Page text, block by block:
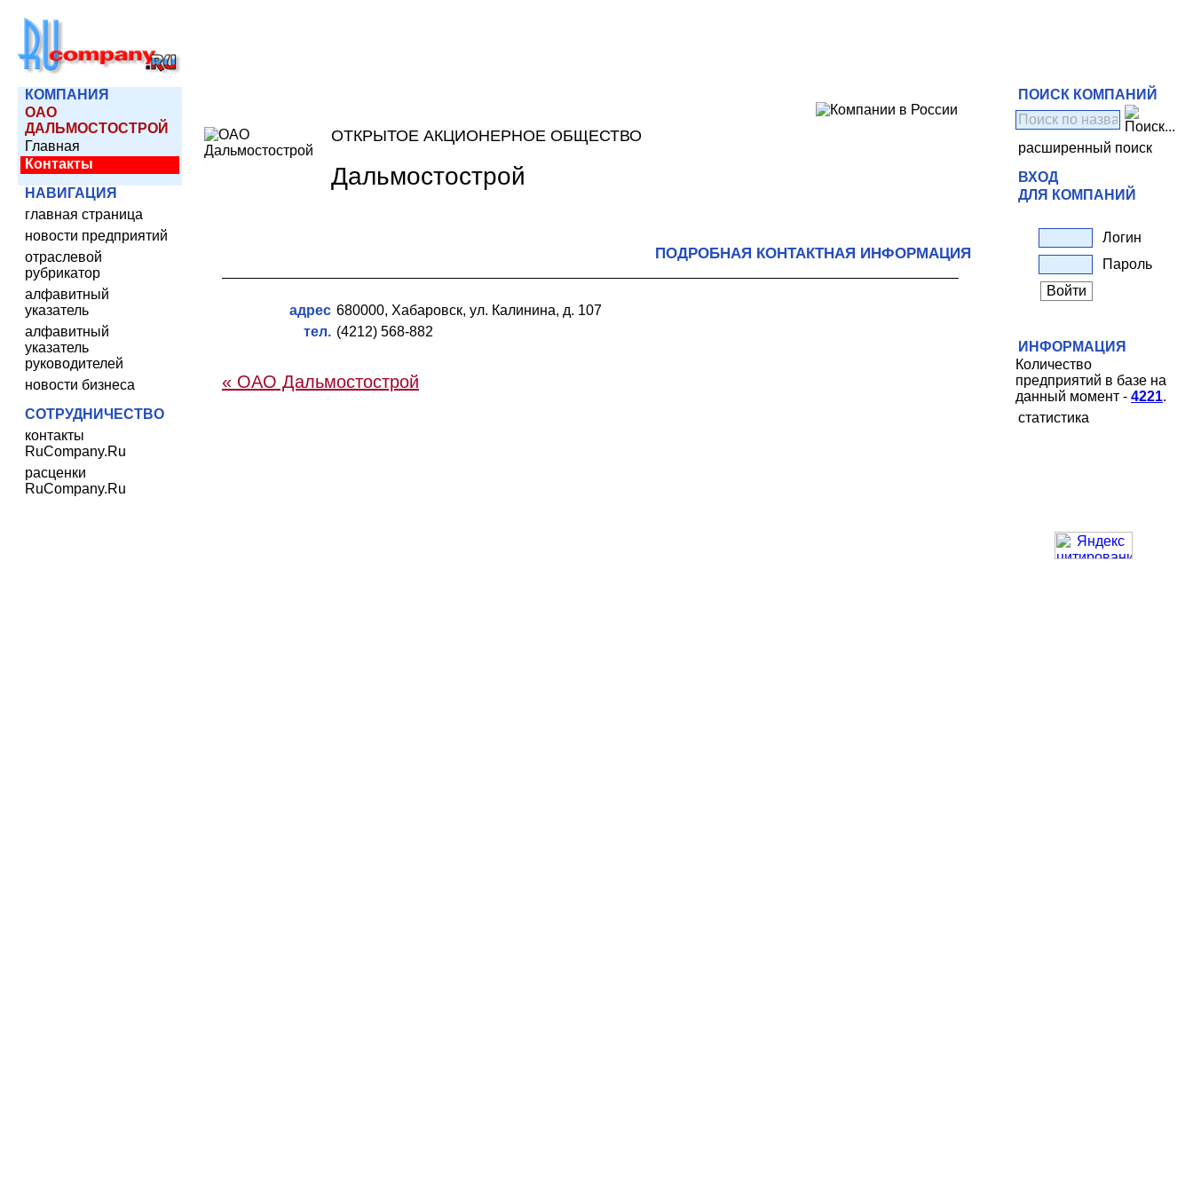
КОМПАНИЯ
ОАО
ДАЛЬМОСТОСТРОЙ
Главная
Контакты
НАВИГАЦИЯ
главная страница
новости предприятий
отраслевой
рубрикатор
алфавитный
указатель
алфавитный
указатель
руководителей
новости бизнеса
СОТРУДНИЧЕСТВО
контакты
RuCompany.Ru
расценки
RuCompany.Ru
ОТКРЫТОЕ АКЦИОНЕРНОЕ ОБЩЕСТВО
Дальмостострой
ПОДРОБНАЯ КОНТАКТНАЯ ИНФОРМАЦИЯ
адрес 680000, Хабаровск, ул. Калинина, д. 107
тел. (4212) 568-882
« ОАО Дальмостострой
ПОИСК КОМПАНИЙ
расширенный поиск
ВХОД
ДЛЯ КОМПАНИЙ
Логин
Пароль
ИНФОРМАЦИЯ
Количество
предприятий в базе на
данный момент - 4221.
статистика